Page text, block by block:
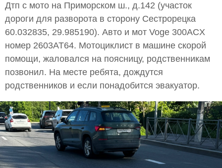
Дтп с мото на Приморском ш., д.142 (участок
дороги для разворота в сторону Сестрорецка
60.032835, 29.985190). Авто и мот Voge 300ACX
номер 2603АТ64. Мотоциклист в машине скорой
помощи, жаловался на поясницу, родственникам
позвонил. На месте ребята, дождутся
родственников и если понадобится эвакуатор.